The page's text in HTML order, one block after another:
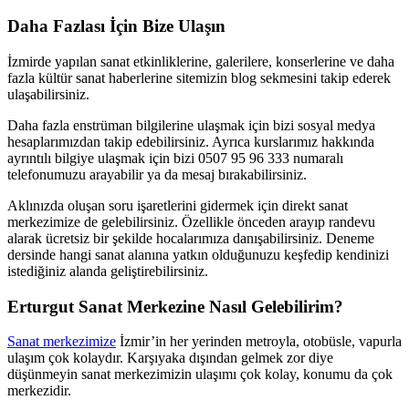
Daha Fazlası İçin Bize Ulaşın
İzmirde yapılan sanat etkinliklerine, galerilere, konserlerine ve daha
fazla kültür sanat haberlerine sitemizin blog sekmesini takip ederek
ulaşabilirsiniz.
Daha fazla enstrüman bilgilerine ulaşmak için bizi sosyal medya
hesaplarımızdan takip edebilirsiniz. Ayrıca kurslarımız hakkında
ayrıntılı bilgiye ulaşmak için bizi 0507 95 96 333 numaralı
telefonumuzu arayabilir ya da mesaj bırakabilirsiniz.
Aklınızda oluşan soru işaretlerini gidermek için direkt sanat
merkezimize de gelebilirsiniz. Özellikle önceden arayıp randevu
alarak ücretsiz bir şekilde hocalarımıza danışabilirsiniz. Deneme
dersinde hangi sanat alanına yatkın olduğunuzu keşfedip kendinizi
istediğiniz alanda geliştirebilirsiniz.
Erturgut Sanat Merkezine Nasıl Gelebilirim?
Sanat merkezimize İzmir’in her yerinden metroyla, otobüsle, vapurla
ulaşım çok kolaydır. Karşıyaka dışından gelmek zor diye
düşünmeyin sanat merkezimizin ulaşımı çok kolay, konumu da çok
merkezidir.